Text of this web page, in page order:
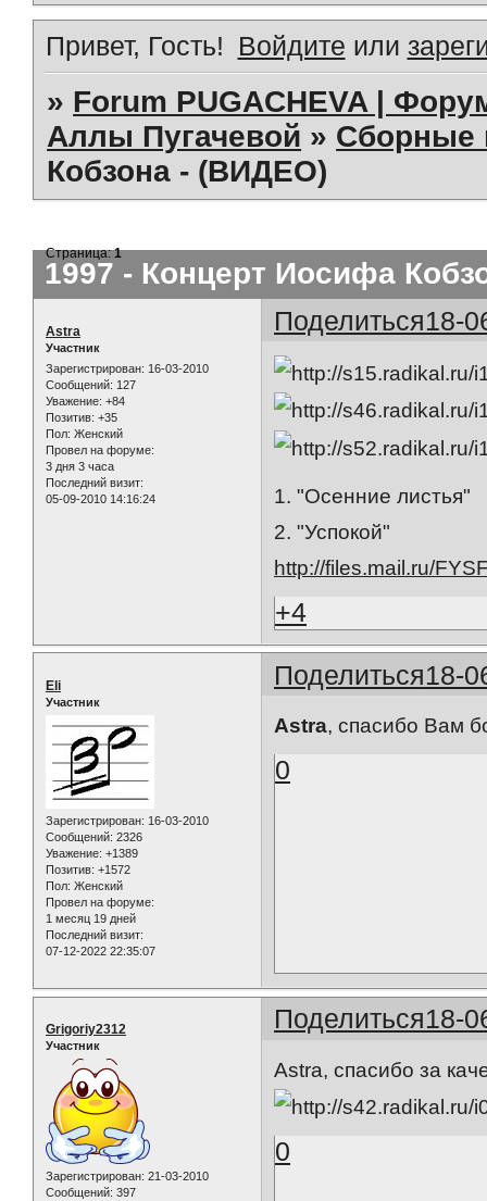
Привет, Гость! Войдите или
» Forum PUGACHEVA |
Аллы Пугачевой » Сборные
Кобзона - (ВИДЕО)
1997 - Концерт Иосифа
Страница:1
Поделиться18-
Astra
Участник
Зарегистрирован: 16-03-2010
Сообщений: 127
Уважение: +84
Позитив: +35
Пол: Женский
Провел на форуме:
3 дня 3 часа
Последний визит:
05-09-2010 14:16:24
1. "Осенние листья"
2. "Успокой"
http://files.mail.ru/
+4
Поделиться18-
Eli
Участник
Зарегистрирован: 16-03-2010
Сообщений: 2326
Уважение: +1389
Позитив: +1572
Пол: Женский
Провел на форуме:
1 месяц 19 дней
Последний визит:
07-12-2022 22:35:07
Astra, спасибо Вам
0
Поделиться18-
Grigoriy2312
Участник
Зарегистрирован: 21-03-2010
Сообщений: 397
Astra, спасибо за
0